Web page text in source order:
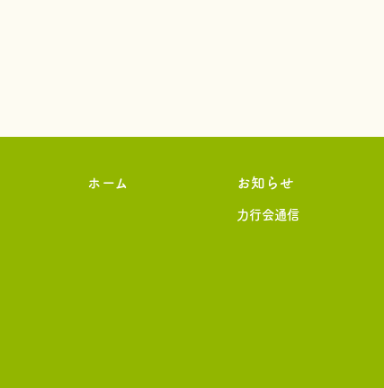
ホーム お知らせ
力行会通信